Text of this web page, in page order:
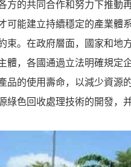
方的共同合作和努力下推
可能建立持續穩定的產業
束。在政府層面，國家和
體，各國通過立法明確規定
品的使用壽命，以減少資
色回收處理技術的開發，